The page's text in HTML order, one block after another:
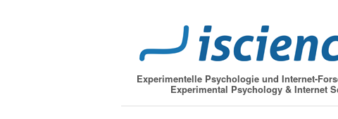
Experimentelle Psychologie und Internet-
Experimental Psychology & Internet